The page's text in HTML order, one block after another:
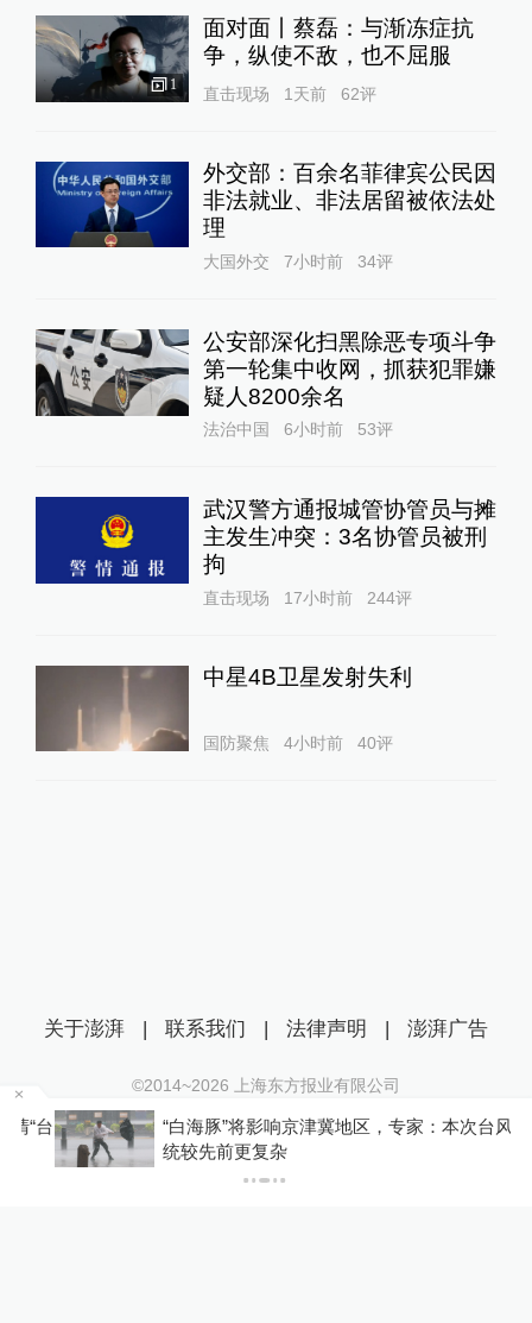
1
面对面丨蔡磊：与渐冻症抗
争，纵使不敌，也不屈服
直击现场 1天前 62评
外交部：百余名菲律宾公民因
非法就业、非法居留被依法处
理
大国外交 7小时前 34评
公安部深化扫黑除恶专项斗争
第一轮集中收网，抓获犯罪嫌
疑人8200余名
法治中国 6小时前 53评
武汉警方通报城管协管员与摊
主发生冲突：3名协管员被刑
拘
直击现场 17小时前 244评
中星4B卫星发射失利
国防聚焦 4小时前 40评
“白海豚”将影响京津冀地区，专家：本次台风系
统较先前更复杂
关于澎湃 | 联系我们 | 法律声明 | 澎湃广告
©2014~2026 上海东方报业有限公司
沪ICP证：沪B2-20170116 | 沪ICP备14003370号
互联网新闻信息服务许可证：31120170006
沪公网安备 31010602000299号